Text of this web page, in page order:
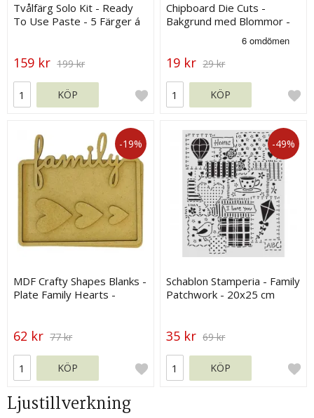
Tvålfärg Solo Kit - Ready
To Use Paste - 5 Färger á
159 kr 199 kr
KÖP
Chipboard Die Cuts -
Bakgrund med Blommor -
19 kr 29 kr
KÖP
-19%
MDF Crafty Shapes Blanks -
Plate Family Hearts -
62 kr 77 kr
KÖP
-49%
Schablon Stamperia - Family
Patchwork - 20x25 cm
35 kr 69 kr
KÖP
Ljustillverkning